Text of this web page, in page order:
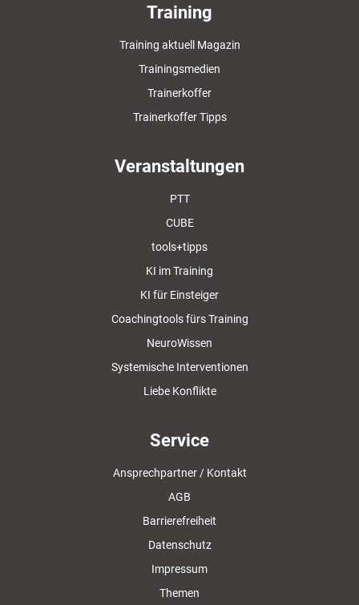
Training
Training aktuell Magazin
Trainingsmedien
Trainerkoffer
Trainerkoffer Tipps
Veranstaltungen
PTT
CUBE
tools+tipps
KI im Training
KI für Einsteiger
Coachingtools fürs Training
NeuroWissen
Systemische Interventionen
Liebe Konflikte
Service
Ansprechpartner / Kontakt
AGB
Barrierefreiheit
Datenschutz
Impressum
Themen